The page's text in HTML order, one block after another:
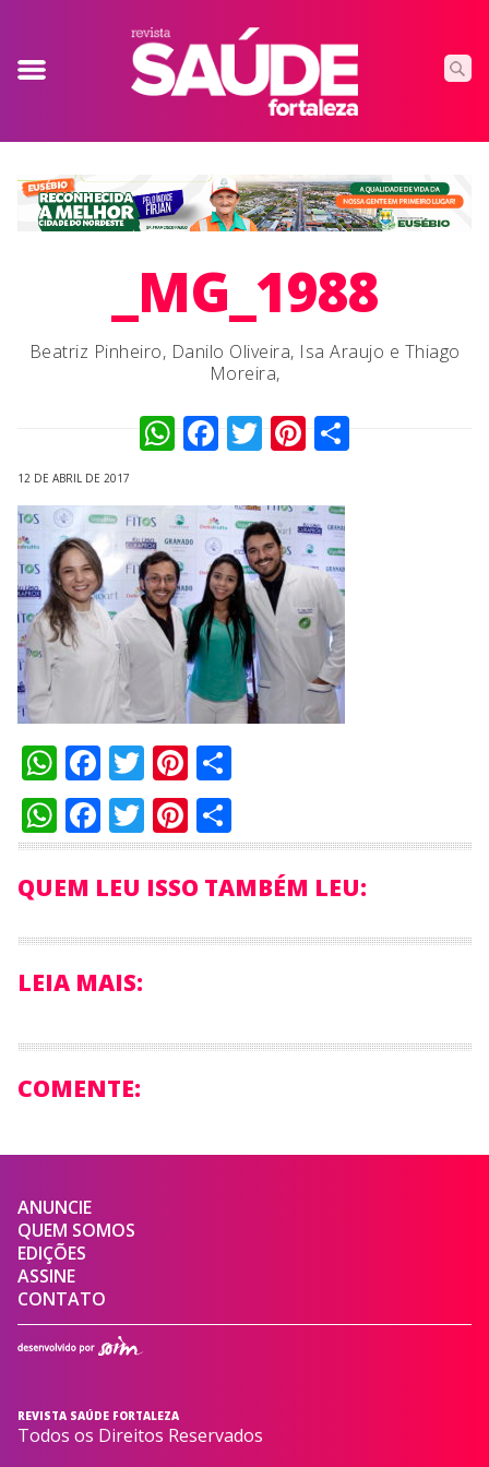
_MG_1988
Beatriz Pinheiro, Danilo Oliveira, Isa Araujo e Thiago
Moreira,
WhatsApp
Facebook
TwitterPinterest
12 DE ABRIL DE 2017
WhatsApp
Facebook
Twitter
Pinterest
Compartilhar
WhatsApp
Facebook
Twitter
Pinterest
Compartilhar
QUEM LEU ISSO TAMBÉM LEU:
LEIA MAIS:
COMENTE:
ANUNCIE
QUEM SOMOS
EDIÇÕES
ASSINE
CONTATO
REVISTA SAÚDE FORTALEZA
Todos os Direitos Reservados